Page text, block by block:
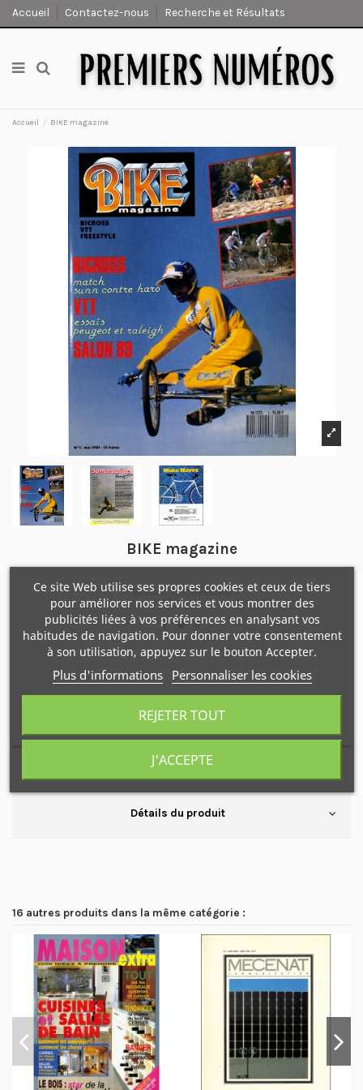
Accueil Contactez-nous Recherche et Résultats
Accueil BIKE magazine
BIKE magazine
Bicross, VTT, freestyle
Description
Disponible également : N°2
Détails du produit
16 autres produits dans la même catégorie :
Ce site Web utilise ses propres cookies et ceux de tiers
pour améliorer nos services et vous montrer des
publicités liées à vos préférences en analysant vos
habitudes de navigation. Pour donner votre consentement
à son utilisation, appuyez sur le bouton Accepter.
Plus d'informations Personnaliser les cookies
REJETER TOUT
J'ACCEPTE